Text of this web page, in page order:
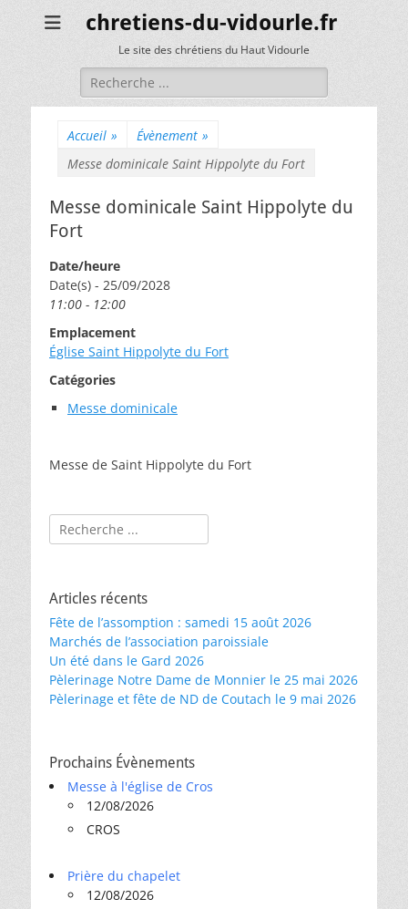
chretiens-du-vidourle.fr
Le site des chrétiens du Haut Vidourle
Rechercher :
Accueil » Évènement »
Messe dominicale Saint Hippolyte du Fort
Messe dominicale Saint Hippolyte du
Fort
Date/heure
Date(s) - 25/09/2028
11:00 - 12:00
Emplacement
Église Saint Hippolyte du Fort
Catégories
Messe dominicale
Messe de Saint Hippolyte du Fort
Rechercher :
Articles récents
Fête de l’assomption : samedi 15 août 2026
Marchés de l’association paroissiale
Un été dans le Gard 2026
Pèlerinage Notre Dame de Monnier le 25 mai 2026
Pèlerinage et fête de ND de Coutach le 9 mai 2026
Prochains Évènements
Messe à l'église de Cros
12/08/2026
CROS
Prière du chapelet
12/08/2026